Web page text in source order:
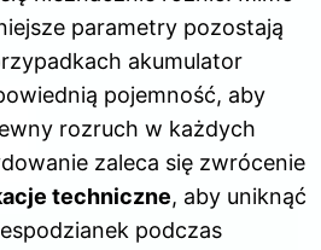
parametry pozostają
akumulator
pojemność, aby
rozruch w każdych
zaleca się zwrócenie
techniczne, aby uniknąć
podczas